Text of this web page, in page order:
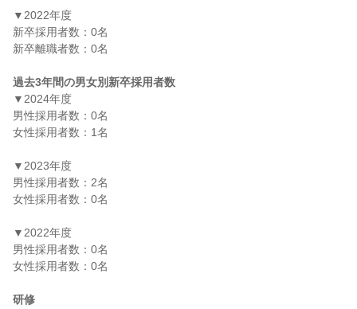
▼2022年度
新卒採用者数：0名
新卒離職者数：0名
過去3年間の男女別新卒採用者数
▼2024年度
男性採用者数：0名
女性採用者数：1名
▼2023年度
男性採用者数：2名
女性採用者数：0名
▼2022年度
男性採用者数：0名
女性採用者数：0名
研修